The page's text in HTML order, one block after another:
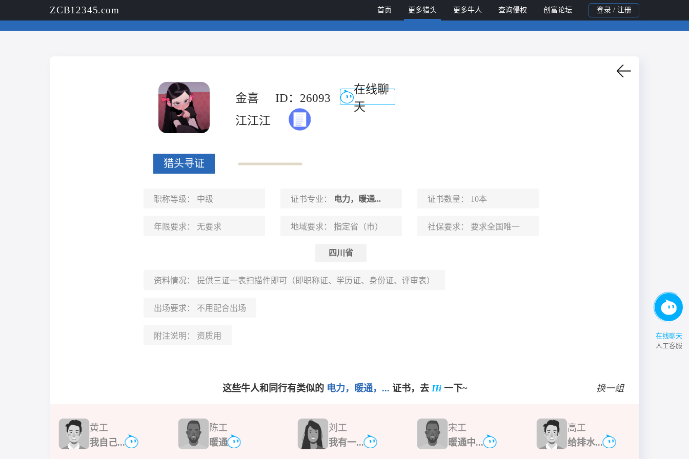
ZCB12345.com 首页 更多猎头 更多牛人 查询侵权 创富论坛 登录 / 注册
金喜 ID：26093
在线聊
天
江江江
猎头寻证
职称等级： 中级 证书专业： 电力，暖通... 证书数量： 10本
年限要求： 无要求 地域要求： 指定省（市） 社保要求： 要求全国唯一
四川省
资料情况： 提供三证一表扫描件即可（即职称证、学历证、身份证、评审表）
出场要求： 不用配合出场
附注说明： 资质用
这些牛人和同行有类似的 电力，暖通，... 证书，去 Hi一下~ 换一组
刘工
我有一...
陈工
暖通
宋工
暖通中...
黄工
我自己...
高工
给排水...
在线聊天
人工客服